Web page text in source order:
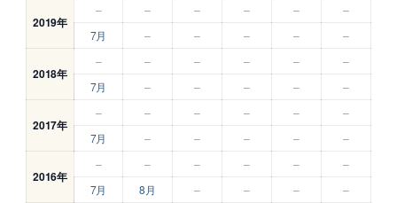
2019年
– – – – –
–
7月
– – – – –
2018年
– – – – –
–
7月
– – – – –
2017年
– – – – –
–
7月
– – – – –
2016年
– – – – –
–
7月
8月 – – – –